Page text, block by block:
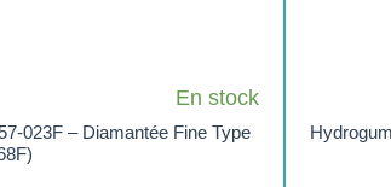
En stock
023F – Diamantée Fine Type